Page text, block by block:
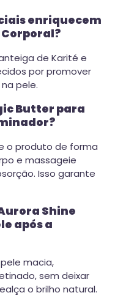
enriquecem
de Karité e
por promover
pele.
Butter para
o produto de forma
e massageie
Isso garante
Shine
após a
macia,
sem deixar
o brilho natural.